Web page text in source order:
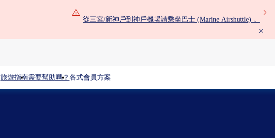
從三宮/新神戶到神戶機場請乘坐巴士 (Marine Airshuttle) 。
旅遊指南需要幫助嗎？ 各式會員方案